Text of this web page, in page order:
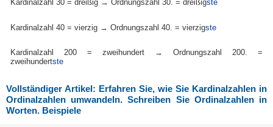
Kardinalzahl 30 = dreißig → Ordnungszahl 30. = dreißigste
Kardinalzahl 40 = vierzig → Ordnungszahl 40. = vierzigste
Kardinalzahl 200 = zweihundert → Ordnungszahl 200. =
zweihundertste
Vollständiger Artikel: Erfahren Sie, wie Sie Kardinalzahlen in
Ordinalzahlen umwandeln. Schreiben Sie Ordinalzahlen in
Worten. Beispiele